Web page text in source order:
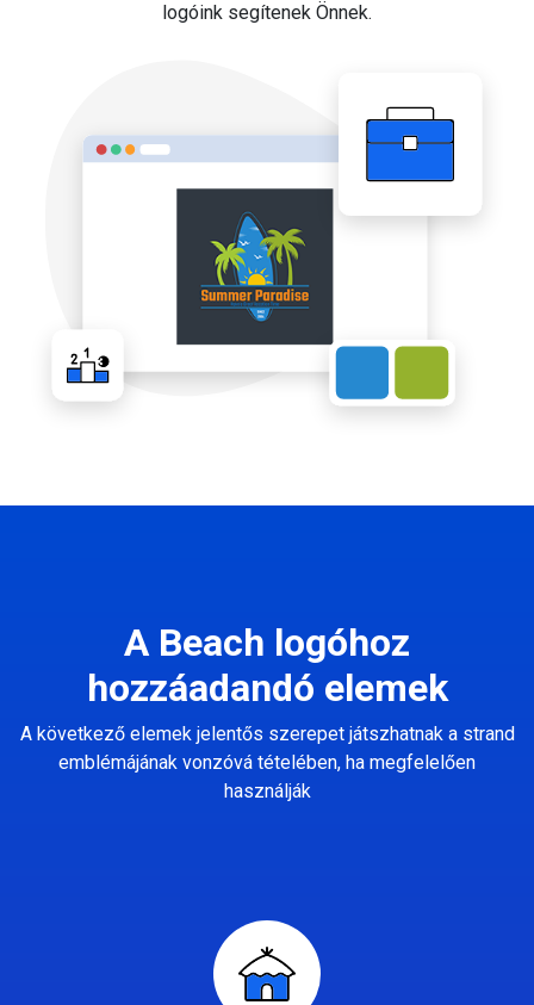
logóink segítenek Önnek.
A Beach logóhoz
hozzáadandó elemek
A következő elemek jelentős szerepet játszhatnak a strand
emblémájának vonzóvá tételében, ha megfelelően
használják